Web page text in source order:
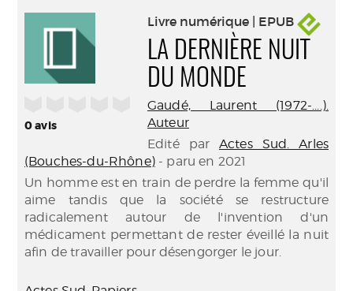
0avis
Livre numérique | EPUB
LA DERNIÈRE NUIT
DU MONDE
Gaudé, Laurent (1972-....).
Auteur
Edité parActes Sud. Arles
(Bouches-du-Rhône)- paru en 2021
Un homme est en train de perdre la femme qu'il
aime tandis que la société se restructure
radicalement autour de l'invention d'un
médicament permettant de rester éveillé la nuit
afin de travailler pour désengorger le jour.